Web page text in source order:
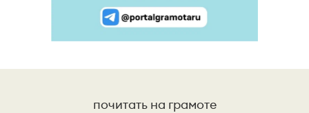
почитать на грамоте